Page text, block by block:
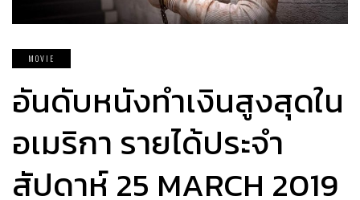
MOVIE
อันดับหนังทำเงินสูงสุดใน
อเมริกา รายได้ประจำ
สัปดาห์ 25 MARCH 2019